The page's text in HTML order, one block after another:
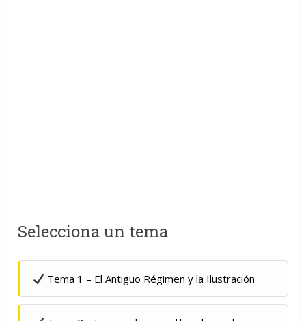
Selecciona un tema
Tema 1 – El Antiguo Régimen y la Ilustración